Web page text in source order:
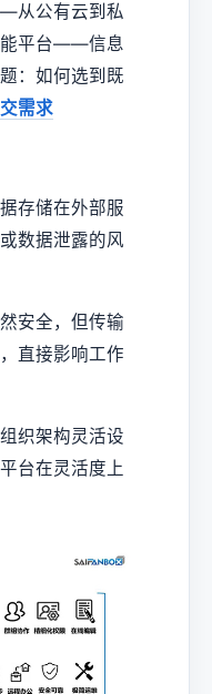
从公有云到私
能平台——信息
：如何选到既
需求
存储在外部服
数据泄露的风
安全，但传输
直接影响工作
织架构灵活设
台在灵活度上